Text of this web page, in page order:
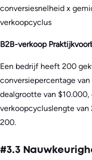
conversiesnelheid x
verkoopcyclus
B2B-verkoop
Een bedrijf heeft 200
conversiepercentage
dealgrootte van
verkoopcycluslengte van
200.
#3.3